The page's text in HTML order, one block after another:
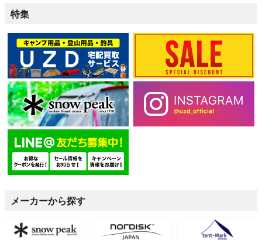
特集
メーカーから探す